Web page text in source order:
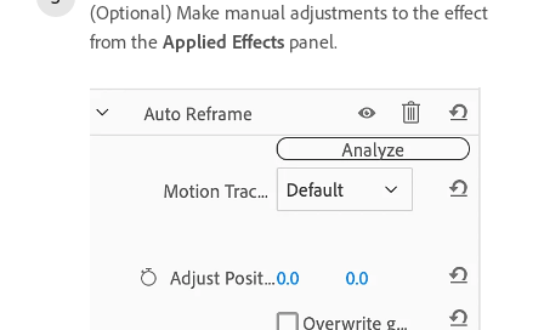
(Optional) Make manual adjustments to the effect
from the Applied Effects panel.